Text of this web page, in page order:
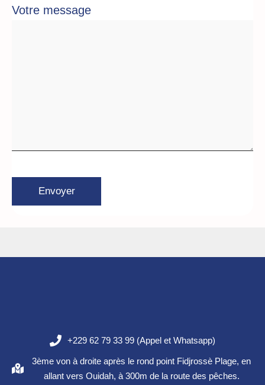
Votre message
+229 62 79 33 99 (Appel et Whatsapp)
3ème von à droite après le rond point Fidjrossè Plage, en
allant vers Ouidah, à 300m de la route des pêches.